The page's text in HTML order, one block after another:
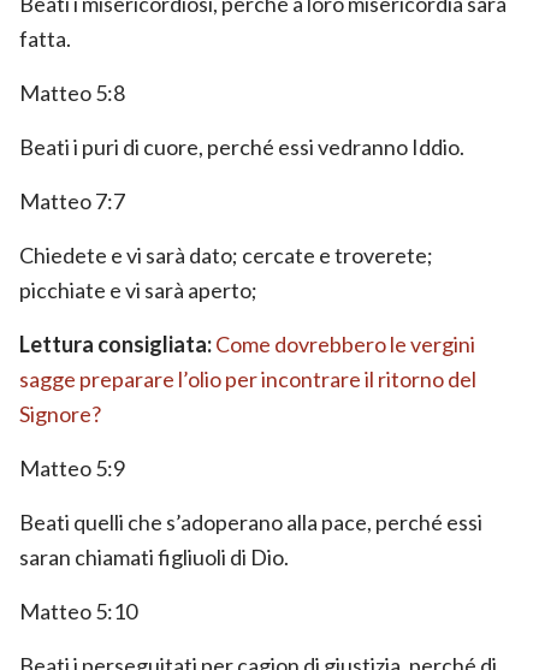
fatta.
Matteo 5:8
Beati i puri di cuore, perché essi vedranno Iddio.
Matteo 7:7
Chiedete e vi sarà dato; cercate e troverete;
picchiate e vi sarà aperto;
Lettura consigliata:Come dovrebbero le vergini
sagge preparare l’olio per incontrare il ritorno del
Signore?
Matteo 5:9
Beati quelli che s’adoperano alla pace, perché essi
saran chiamati figliuoli di Dio.
Matteo 5:10
Beati i perseguitati per cagion di giustizia, perché di